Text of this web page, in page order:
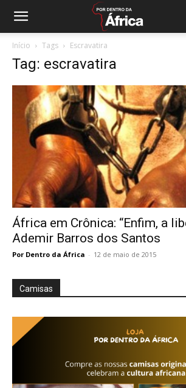
Início Tags Escravatira
Tag: escravatira
África em Crônica: “Enfim, a
Ademir Barros dos Santos
Por Dentro da África - 12 de maio de 2015
Camisas